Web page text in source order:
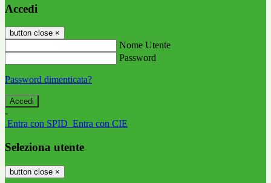
Accedi
button close ×
Nome Utente
Password
Password dimenticata?
-
Entra con SPID Entra con CIE
Seleziona utente
button close ×